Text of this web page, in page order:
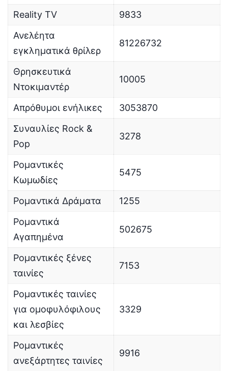
Reality TV
9833
Ανελέητα
εγκληματικά θρίλερ
81226732
Θρησκευτικά
Ντοκιμαντέρ
10005
Απρόθυμοι ενήλικες
3053870
Συναυλίες Rock &
Pop
3278
Ρομαντικές
Κωμωδίες
5475
Ρομαντικά Δράματα
1255
Ρομαντικά
Αγαπημένα
502675
Ρομαντικές ξένες
ταινίες
7153
Ρομαντικές ταινίες
για ομοφυλόφιλους
και λεσβίες
3329
Ρομαντικές
ανεξάρτητες ταινίες
9916